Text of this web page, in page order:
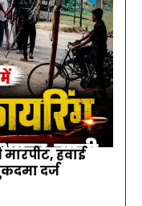
हवाई
दर्ज